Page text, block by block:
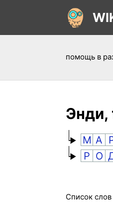
помощь в
Энди,
М А
Р О
Список